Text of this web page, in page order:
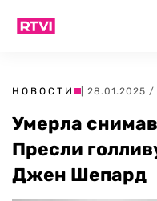
НОВОСТИ | 28.01.2025 /
Умерла
Пресли
Джен Шепард